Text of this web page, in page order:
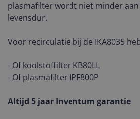
plasmafilter wordt niet minder aan
levensdur.
Voor recirculatie bij de IKA8035
- Of koolstoffilter KB80LL
- Of plasmafilter IPF800P
Altijd 5 jaar Inventum garantie